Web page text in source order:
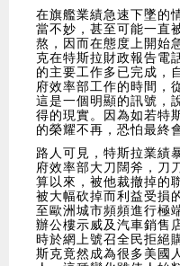
在旗艦業績急速下墜的
當不妙，甚至可能一直
熬，因而在態度上開始
克在特斯拉財政報告電
的主要工作多已完成，
府效率部工作的時間，
這是一個明顯的訊號，
得的現實。因為如若特
的榮耀不再，恐怕最終
路人可見，特斯拉業績
府效率部大刀闊斧，刀
算以來，被他裁撤掉的
被大幅砍掉而利益受損
至歐洲城市頻頻進行極
辦公樓示威及汽車銷售
時於網上號召全民拒絕
斯克竟然成為很多美國